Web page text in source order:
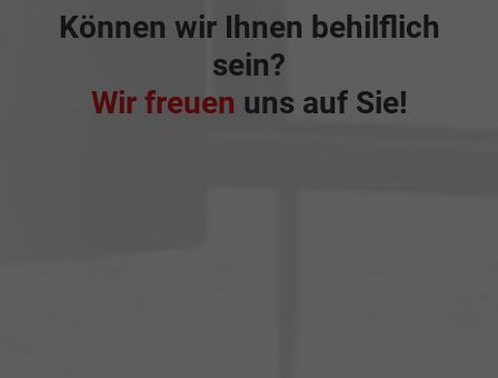
Können wir Ihnen behilflich
sein?
Wir freuen uns auf Sie!